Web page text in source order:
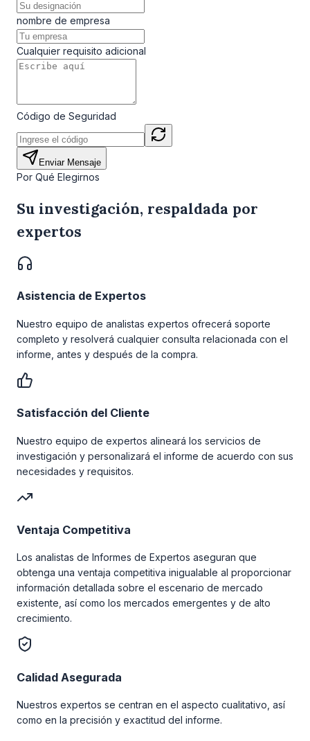
nombre de empresa
Cualquier requisito adicional
Código de Seguridad
Enviar Mensaje
Por Qué Elegirnos
Su investigación, respaldada por
expertos
Asistencia de Expertos
Nuestro equipo de analistas expertos ofrecerá soporte
completo y resolverá cualquier consulta relacionada con el
informe, antes y después de la compra.
Satisfacción del Cliente
Nuestro equipo de expertos alineará los servicios de
investigación y personalizará el informe de acuerdo con sus
necesidades y requisitos.
Ventaja Competitiva
Los analistas de Informes de Expertos aseguran que
obtenga una ventaja competitiva inigualable al proporcionar
información detallada sobre el escenario de mercado
existente, así como los mercados emergentes y de alto
crecimiento.
Calidad Asegurada
Nuestros expertos se centran en el aspecto cualitativo, así
como en la precisión y exactitud del informe.